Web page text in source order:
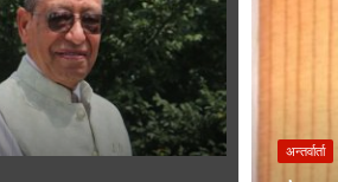
अन्तर्वार्ता